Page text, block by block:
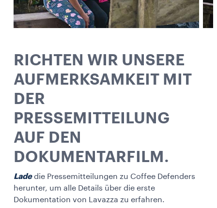
RICHTEN WIR UNSERE
AUFMERKSAMKEIT MIT
DER
PRESSEMITTEILUNG
AUF DEN
DOKUMENTARFILM.
Ladedie Pressemitteilungen zu Coffee Defenders
herunter, um alle Details über die erste
Dokumentation von Lavazza zu erfahren.